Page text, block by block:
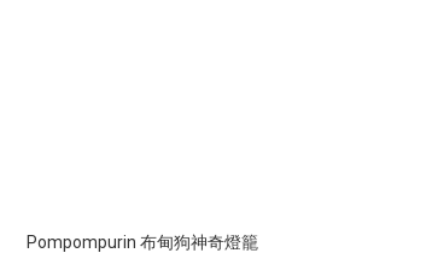
Pompompurin 布甸狗神奇燈籠